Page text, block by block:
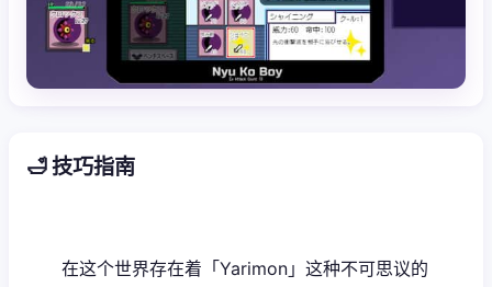
🛁 技巧指南
在这个世界存在着「Yarimon」这种不可思议的